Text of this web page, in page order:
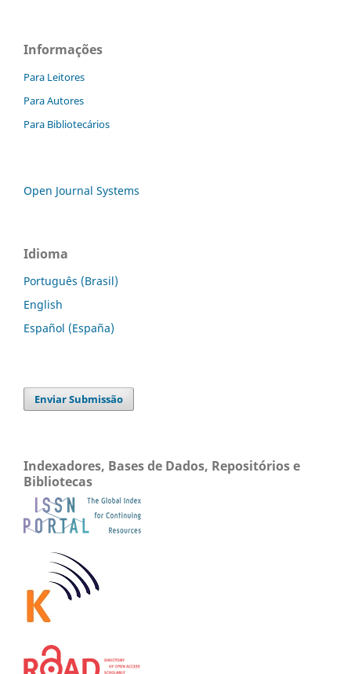
Informações
Para Leitores
Para Autores
Para Bibliotecários
Open Journal Systems
Idioma
Português (Brasil)
English
Español (España)
Enviar Submissão
Indexadores, Bases de Dados, Repositórios e
Bibliotecas